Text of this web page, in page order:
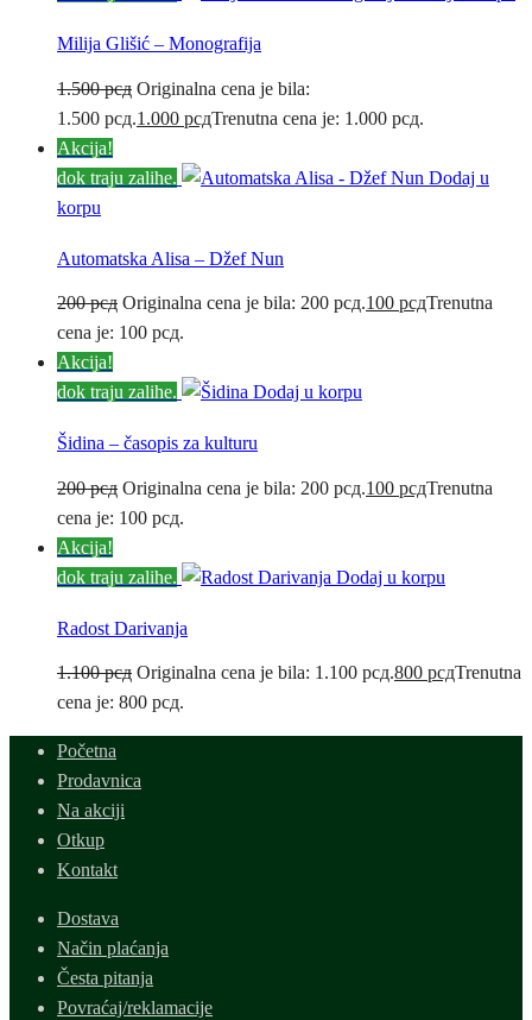
Milija Glišić – Monografija
1.500рсд Originalna cena je bila:
1.500 рсд.1.000 рсдTrenutna cena je: 1.000 рсд.
Akcija!
dok traju zalihe.
Dodaj u
korpu
Automatska Alisa – Džef Nun
200рсд Originalna cena je bila: 200 рсд.100 рсдTrenutna
cena je: 100 рсд.
Akcija!
dok traju zalihe.
Dodaj u korpu
Šidina – časopis za kulturu
200рсд Originalna cena je bila: 200 рсд.100 рсдTrenutna
cena je: 100 рсд.
Akcija!
dok traju zalihe.
Dodaj u korpu
Radost Darivanja
1.100рсд Originalna cena je bila: 1.100 рсд.800 рсдTrenutna
cena je: 800 рсд.
Početna
Prodavnica
Na akciji
Otkup
Kontakt
Dostava
Način plaćanja
Česta pitanja
Povraćaj/reklamacije